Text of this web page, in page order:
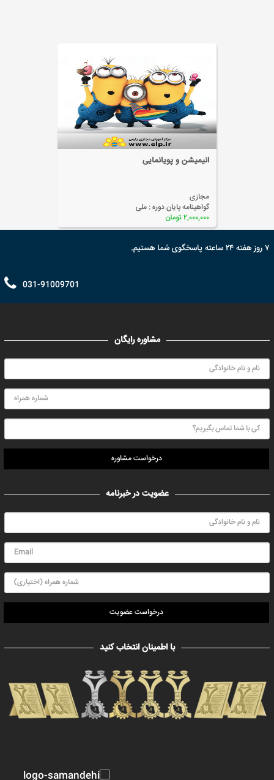
انیمیشن و پویانمایی
مجازی
گواهینامه پایان دوره : ملی
۲,۰۰۰,۰۰۰ تومان
۷ روز هفته ۲۴ ساعته پاسخگوی شما هستیم.
031-91009701
مشاوره رایگان
درخواست مشاوره
عضویت در خبرنامه
درخواست عضویت
با اطمینان انتخاب کنید